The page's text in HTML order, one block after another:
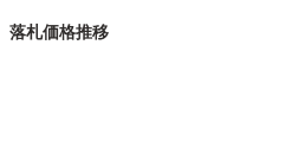
落札価格推移